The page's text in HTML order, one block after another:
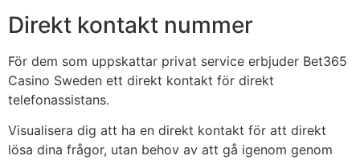
Direkt kontakt nummer
För dem som uppskattar privat service erbjuder Bet365
Casino Sweden ett direkt kontakt för direkt
telefonassistans.
Visualisera dig att ha en direkt kontakt för att direkt
lösa dina frågor, utan behov av att gå igenom genom